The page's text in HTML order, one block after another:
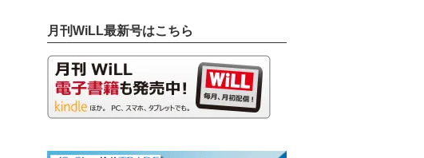
月刊WiLL最新号はこちら